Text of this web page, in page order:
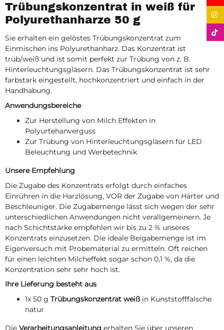
Trübungskonzentrat in weiß für
Polyurethanharze 50 g
Sie erhalten ein gelöstes Trübungskonzentrat zum
Einmischen ins Polyurethanharz. Das Konzentrat ist
trüb/weiß und ist somit perfekt zur Trübung von z. B.
Hinterleuchtungsgläsern. Das Trübungskonzentrat ist sehr
farbstark eingestellt, hochkonzentriert und einfach in der
Handhabung.
Anwendungsbereiche
Zur Herstellung von Milch Effekten in
Polyurtehanverguss
Zur Trübung von Hinterleuchtungsgläsern für LED
Beleuchtung und Werbetechnik
Unsere Empfehlung
Die Zugabe des Konzentrats erfolgt durch einfaches
Einrühren in die Harzlösung, VOR der Zugabe von Härter und
Beschleuniger. Die Zugabemenge lässt sich wegen der sehr
unterschiedlichen Anwendungen nicht verallgemeinern. Je
nach Schichtstärke empfehlen wir bis zu 2 % unseres
Konzentrats einzusetzen. Die ideale Beigabemenge ist im
Eigenversuch mit Probematerial zu ermitteln. Oft reichen
für einen leichten Milcheffekt sogar schon 0,1 %, da die
Konzentration sehr sehr hoch ist.
Ihre Lieferung besteht aus
1x 50 g Trübungskonzentrat weißin Kunststofffalsche
natur
Die Verarbeitungsanleitung erhalten Sie über unseren